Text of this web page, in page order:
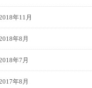
年11月
年8月
年7月
年8月